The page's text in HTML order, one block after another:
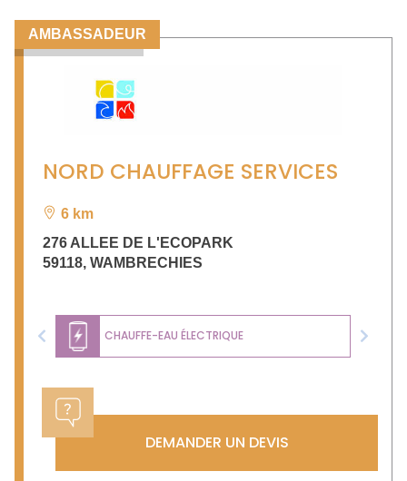
AMBASSADEUR
NORD CHAUFFAGE SERVICES
6 km
276 ALLEE DE L'ECOPARK
59118, WAMBRECHIES
CHAUFFE-EAU ÉLECTRIQUE
Previous Next
DEMANDER UN DEVIS